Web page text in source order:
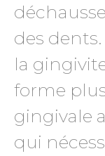
des dents.
la
forme
gingivale
qui